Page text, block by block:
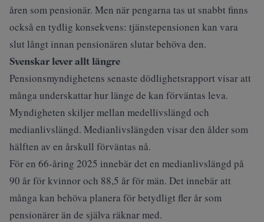
åren som pensionär. Men när pengarna tas ut snabbt finns
också en tydlig konsekvens: tjänstepensionen kan vara
slut långt innan pensionären slutar behöva den.
Svenskar lever allt längre
Pensionsmyndighetens senaste dödlighetsrapport visar att
många underskattar hur länge de kan förväntas leva.
Myndigheten skiljer mellan medellivslängd och
medianlivslängd. Medianlivslängden visar den ålder som
hälften av en årskull förväntas nå.
För en 66-åring 2025 innebär det en medianlivslängd på
90 år för kvinnor och 88,5 år för män. Det innebär att
många kan behöva planera för betydligt fler år som
pensionärer än de själva räknar med.